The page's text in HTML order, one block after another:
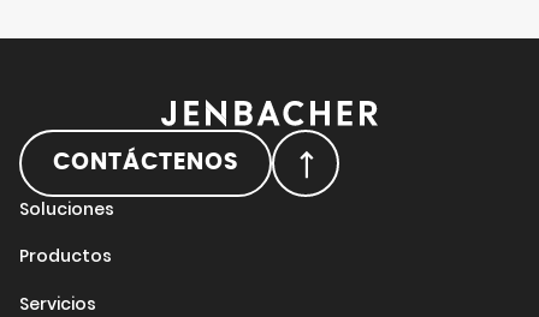
CONTÁCTENOS
Soluciones
Productos
Servicios